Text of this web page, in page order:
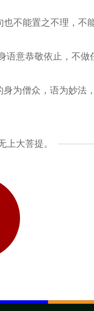
不能置之不理，不
语意恭敬依止，不
为僧众，语为妙法
上大菩提。